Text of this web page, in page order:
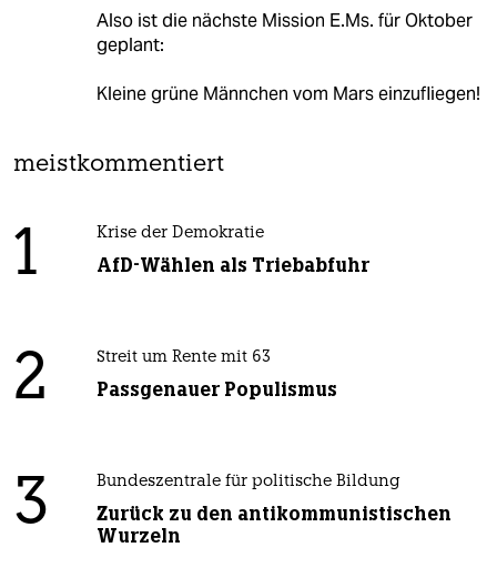
Also ist die nächste Mission E.Ms. für Oktober
geplant:
Kleine grüne Männchen vom Mars einzufliegen!
meistkommentiert
1 Krise der Demokratie
AfD-Wählen als Triebabfuhr
2 Streit um Rente mit 63
Passgenauer Populismus
3 Bundeszentrale für politische Bildung
Zurück zu den antikommunistischen
Wurzeln